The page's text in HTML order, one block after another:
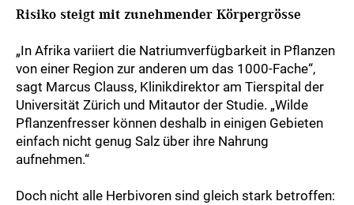
Risiko steigt mit zunehmender Körpergrösse
„In Afrika variiert die Natriumverfügbarkeit in Pflanzen
von einer Region zur anderen um das 1000-Fache“,
sagt Marcus Clauss, Klinikdirektor am Tierspital der
Universität Zürich und Mitautor der Studie. „Wilde
Pflanzenfresser können deshalb in einigen Gebieten
einfach nicht genug Salz über ihre Nahrung
aufnehmen.“
Doch nicht alle Herbivoren sind gleich stark betroffen: